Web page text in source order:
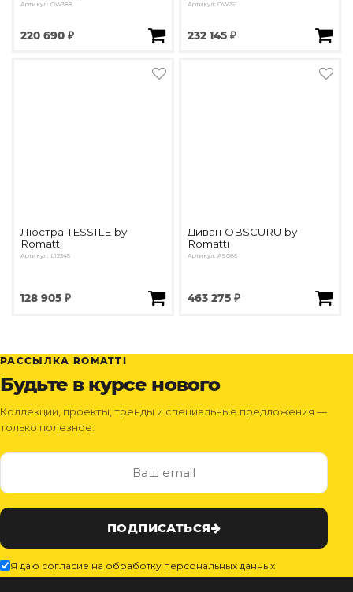
Артикул: OW388
220 690 ₽
Артикул: OW261
232 145 ₽
Люстра TESSILE by
Romatti
Артикул: L12345
128 905 ₽
Диван OBSCURU by
Romatti
Артикул: AS086
463 275 ₽
РАССЫЛКА ROMATTI
Будьте в курсе нового
Коллекции, проекты, тренды и специальные предложения —
только полезное.
ПОДПИСАТЬСЯ
Я даю согласие на обработку персональных данных